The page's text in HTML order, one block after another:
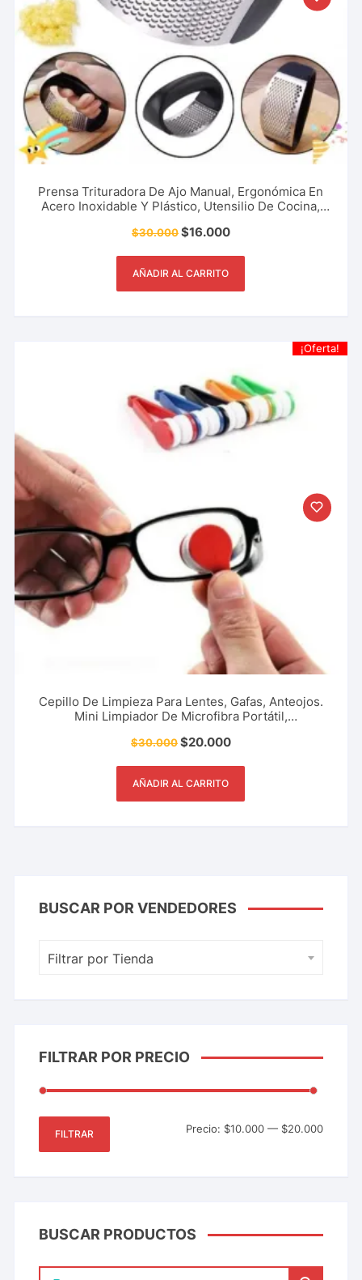
Prensa Trituradora De Ajo Manual, Ergonómica En
Acero Inoxidable Y Plástico, Utensilio De Cocina,
$30.000$16.000
AÑADIR AL CARRITO
¡Oferta!
Cepillo De Limpieza Para Lentes, Gafas, Anteojos.
Mini Limpiador De Microfibra Portátil,
Y Más.
$30.000$20.000
AÑADIR AL CARRITO
BUSCAR POR VENDEDORES
Filtrar por Tienda
FILTRAR POR PRECIO
FILTRAR Precio: $10.000— $20.000
BUSCAR PRODUCTOS